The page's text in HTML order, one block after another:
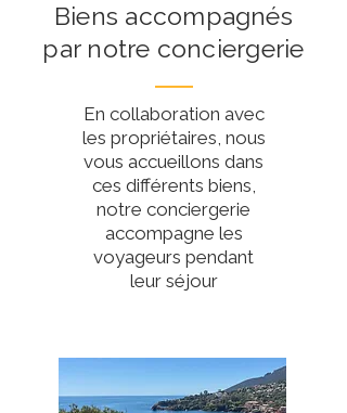
Biens accompagnés
par notre conciergerie
En collaboration avec
les propriétaires, nous
vous accueillons dans
ces différents biens,
notre conciergerie
accompagne les
voyageurs pendant
leur séjour